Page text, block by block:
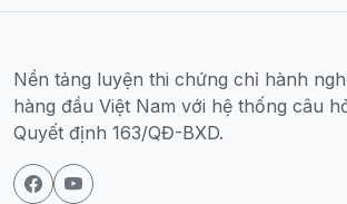
Nền tảng luyện thi chứng chỉ hành
hàng đầu Việt Nam với hệ thống câu
Quyết định 163/QĐ-BXD.